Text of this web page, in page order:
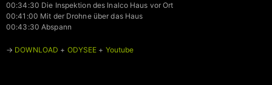
00:34:30 Die Inspektion des Inalco Haus vor Ort
00:41:00 Mit der Drohne über das Haus
00:43:30 Abspann
→ DOWNLOAD + ODYSEE + Youtube